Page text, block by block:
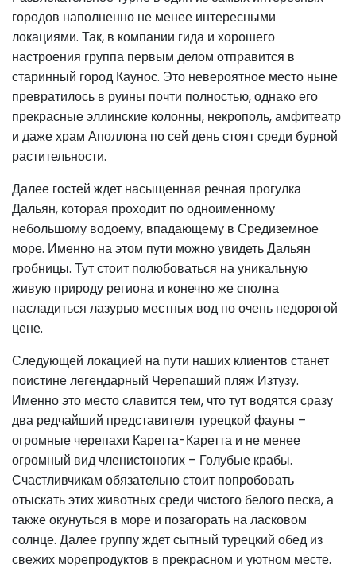
городов наполненно не менее интересными
локациями. Так, в компании гида и хорошего
настроения группа первым делом отправится в
старинный город Каунос. Это невероятное место ныне
превратилось в руины почти полностью, однако его
прекрасные эллинские колонны, некрополь, амфитеатр
и даже храм Аполлона по сей день стоят среди бурной
растительности.
Далее гостей ждет насыщенная речная прогулка
Дальян, которая проходит по одноименному
небольшому водоему, впадающему в Средиземное
море. Именно на этом пути можно увидеть Дальян
гробницы. Тут стоит полюбоваться на уникальную
живую природу региона и конечно же сполна
насладиться лазурью местных вод по очень недорогой
цене.
Следующей локацией на пути наших клиентов станет
поистине легендарный Черепаший пляж Изтузу.
Именно это место славится тем, что тут водятся сразу
два редчайший представителя турецкой фауны –
огромные черепахи Каретта-Каретта и не менее
огромный вид членистоногих – Голубые крабы.
Счастливчикам обязательно стоит попробовать
отыскать этих животных среди чистого белого песка, а
также окунуться в море и позагорать на ласковом
солнце. Далее группу ждет сытный турецкий обед из
свежих морепродуктов в прекрасном и уютном месте.